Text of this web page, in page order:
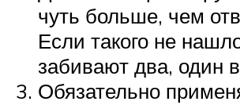
чуть больше, чем
Если такого не
забивают два, один
Обязательно